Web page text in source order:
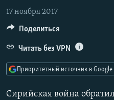
содержанию
Вернутся
навигации
ЦИТАТЫ СВОБОДЫ
МНЕНИЯ
КУЛЬТУРА
IDEL.РЕАЛИИ
17 ноября 2017
Сирийская война
Поделиться
Читать без VPN
Приоритетный источник в Google